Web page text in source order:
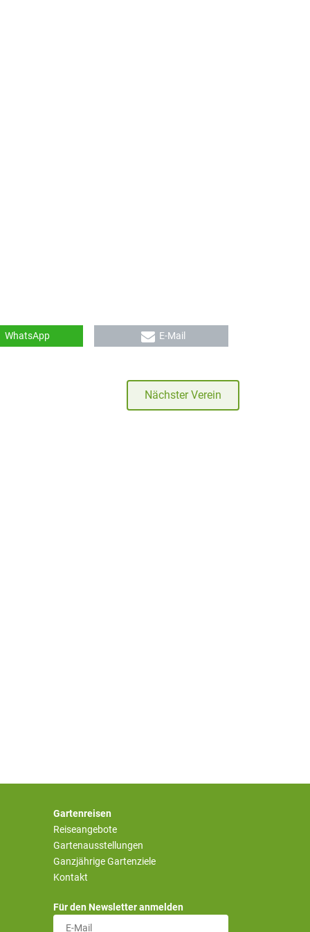
WhatsApp E-Mail
Nächster Verein
Gartenreisen
Reiseangebote
Gartenausstellungen
Ganzjährige Gartenziele
Kontakt
Für den Newsletter anmelden